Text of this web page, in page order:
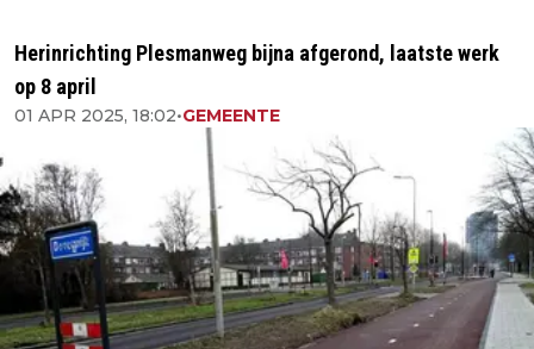
Herinrichting Plesmanweg bijna afgerond, laatste werk
op 8 april
01 APR 2025, 18:02•GEMEENTE